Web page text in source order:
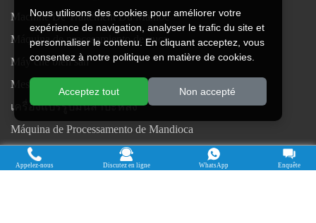
Machine De Traitement Du Manioc
Máquina de procesamiento de yuca
Máy chế biến sắn
Mesin pengolah singkong
เครื่องแปรรูปมันสำปะหลัง
Máquina de Processamento de Mandioca
Nous utilisons des cookies pour améliorer votre
expérience de navigation, analyser le trafic du site et
personnaliser le contenu. En cliquant acceptez, vous
consentez à notre politique en matière de cookies.
Acceptez tout Non accepté
Appelez-nous Discutez en ligne WhatsApp Enquête
Droits d'auteur © 2015-2026. Faire des avoirs - Henan Jinrui Food
Engineering Co., Ltd| politique de confidentialité |Tous droits réservés.